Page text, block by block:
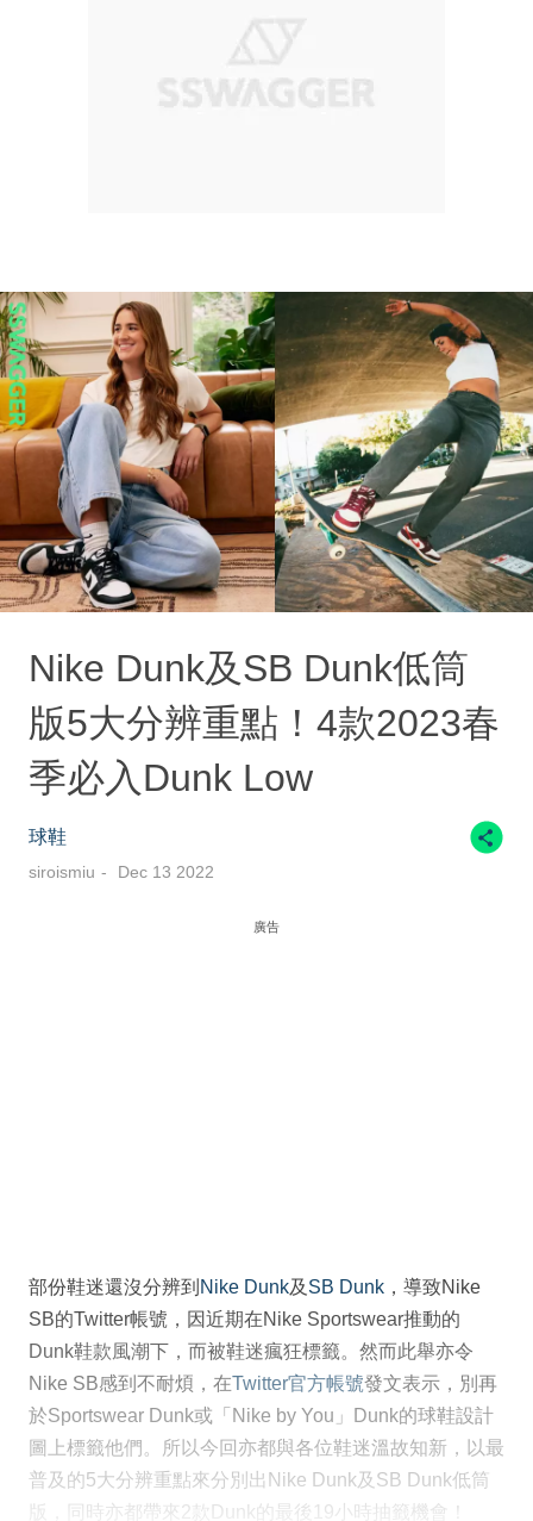
Nike Dunk及SB Dunk低筒
版5大分辨重點！4款2023春
季必入Dunk Low
球鞋
siroismiu Dec 13 2022
廣告
部份鞋迷還沒分辨到 Nike Dunk及 SB Dunk ，導致Nike
SB的Twitter帳號，因近期在Nike Sportswear推動的
Dunk鞋款風潮下，而被鞋迷瘋狂標籤。然而此舉亦令
Nike SB感到不耐煩，在Twitter官方帳號發文表示，別再
於Sportswear Dunk或「Nike by You」Dunk的球鞋設計
圖上標籤他們。所以今回亦都與各位鞋迷溫故知新，以最
普及的5大分辨重點來分別出Nike Dunk及SB Dunk低筒
版，同時亦都帶來2款Dunk的最後19小時抽籤機會！